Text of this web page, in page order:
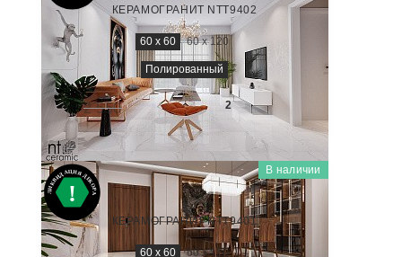
КЕРАМОГРАНИТ NTT9402
60 x 60 60 x 120
Полированный
2 550 1 730 ₽/м2 -32%
В наличии
MARMORI
BK6NTT9401P
КЕРАМОГРАНИТ NTT9401
60 x 60 60 x 120